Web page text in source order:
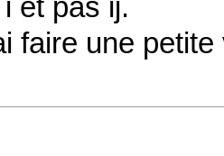
et pas ij.
faire une